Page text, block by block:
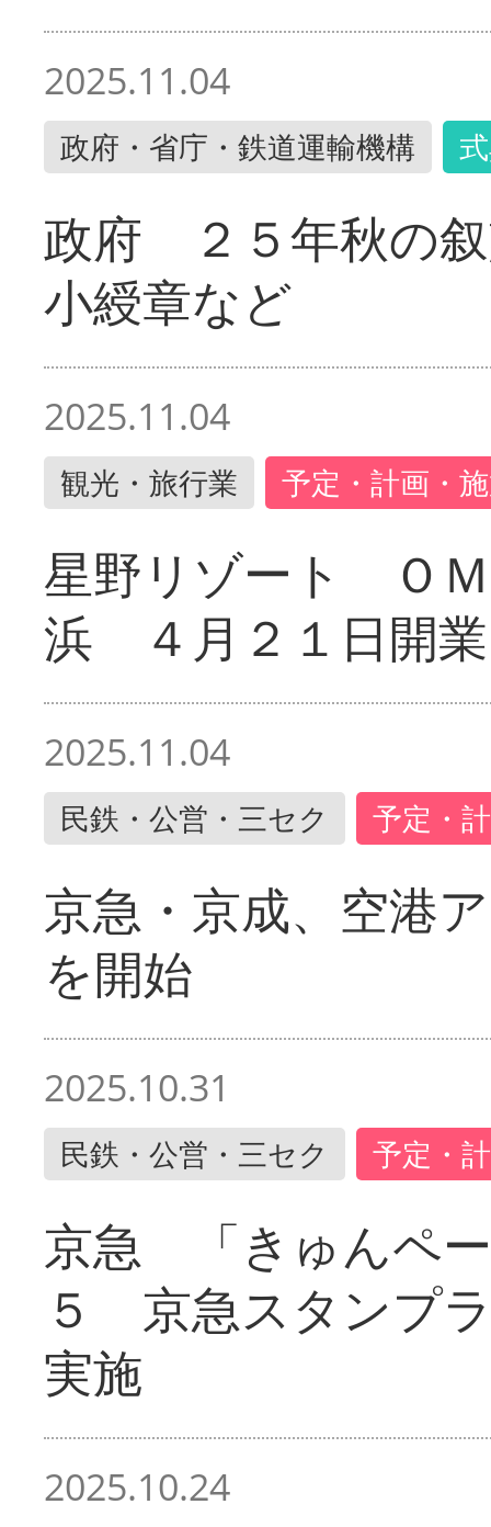
2025.11.04
政府・省庁・鉄道運輸機構
政府 ２５年秋の
小綬章など
2025.11.04
観光・旅行業 予定・計画・
星野リゾート Ｏ
浜 ４月２１日開業
2025.11.04
民鉄・公営・三セク 予定・
京急・京成、空港
を開始
2025.10.31
民鉄・公営・三セク 予定・
京急 「きゅんペ
５ 京急スタンプ
実施
2025.10.24